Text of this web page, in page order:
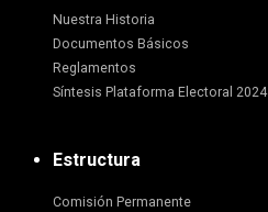
Nuestra Historia
Documentos Básicos
Reglamentos
Síntesis Plataforma Electoral 2024
Estructura
Comisión Permanente